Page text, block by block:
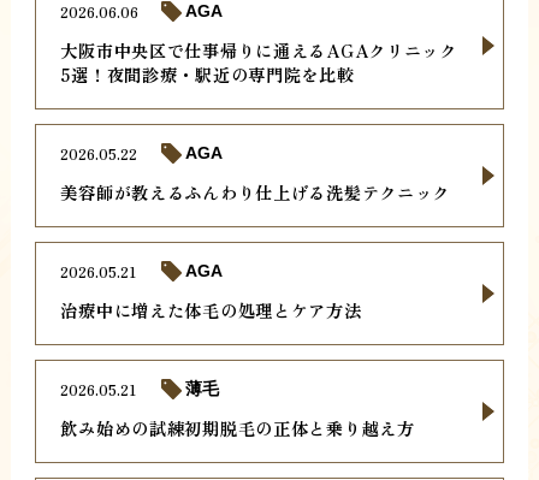
大阪市中央区で仕事帰りに通えるAGAクリニック
5選！夜間診療・駅近の専門院を比較
2026.06.06 AGA
美容師が教えるふんわり仕上げる洗髪テクニック
2026.05.22 AGA
治療中に増えた体毛の処理とケア方法
2026.05.21 AGA
飲み始めの試練初期脱毛の正体と乗り越え方
2026.05.21 薄毛